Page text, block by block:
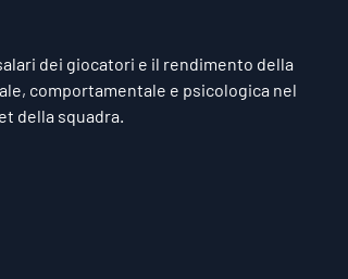
dei giocatori e il rendimento della
comportamentale e psicologica nel
della squadra.